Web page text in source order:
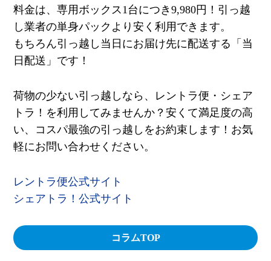
料金は、専用ボックス 1 台につき 9,980円！引っ越
し業者の単身パックより安く利用できます。
もちろん引っ越し当日にお届け先に配送する「当
日配送」です！
荷物の少ない引っ越しなら、レントラ便・シェア
トラ！を利用してみませんか？安くて満足度の高
い、コスパ最強の引っ越しをお約束します！お気
軽にお問い合わせください。
レントラ便公式サイト
シェアトラ！公式サイト
コラムTOP